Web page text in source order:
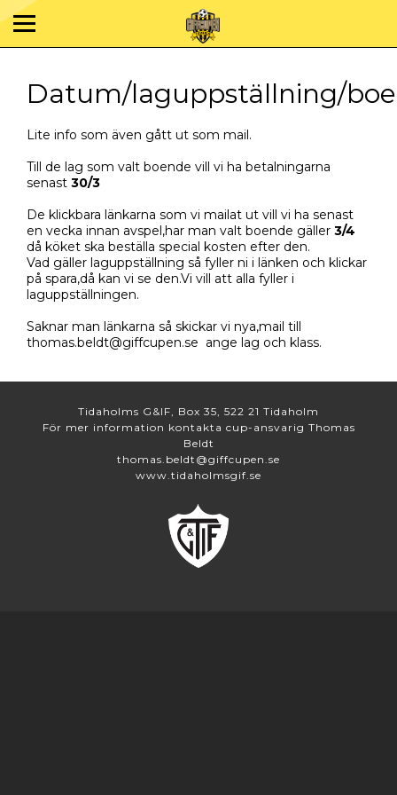
Datum/laguppställning/
Lite info som även gått ut som mail.
Till de lag som valt boende vill vi ha betalningarna
senast 30/3
De klickbara länkarna som vi mailat ut vill vi ha senast
en vecka innan avspel,har man valt boende gäller 3/4
då köket ska beställa special kosten efter den.
Vad gäller laguppställning så fyller ni i länken och klickar
på spara,då kan vi se den.Vi vill att alla fyller i
laguppställningen.
Saknar man länkarna så skickar vi nya,mail till
thomas.beldt@giffcupen.se ange lag och klass.
Tidaholms G&IF, Box 35, 522 21 Tidaholm
För mer information kontakta cup-ansvarig Thomas
Beldt
thomas.beldt@giffcupen.se
www.tidaholmsgif.se